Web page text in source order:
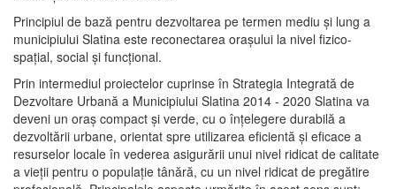
Principiul de bază pentru dezvoltarea pe termen mediu şi lung a
municipiului Slatina este reconectarea oraşului la nivel fizico-
spaţial, social şi funcţional.
Prin intermediul proiectelor cuprinse în Strategia Integrată de
Dezvoltare Urbană a Municipiului Slatina 2014 - 2020 Slatina va
deveni un oraş compact şi verde, cu o înţelegere durabilă a
dezvoltării urbane, orientat spre utilizarea eficientă şi eficace a
resurselor locale în vederea asigurării unui nivel ridicat de calitate
a vieţii pentru o populaţie tânără, cu un nivel ridicat de pregătire